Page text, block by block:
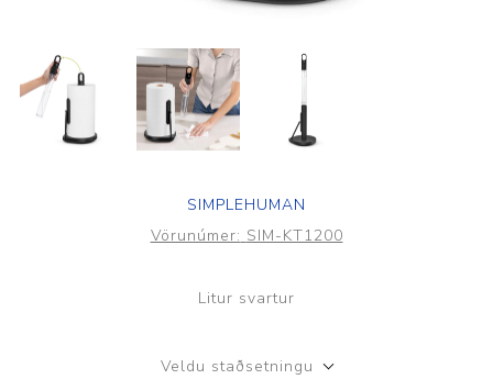
SIMPLEHUMAN
Vörunúmer: SIM-KT1200
Litur svartur
Veldu staðsetningu